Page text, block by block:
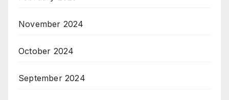
November 2024
October 2024
September 2024